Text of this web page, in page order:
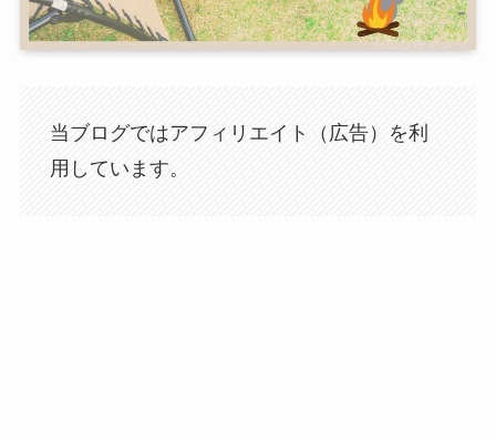
当ブログではアフィリエイト（広告）を利
用しています。